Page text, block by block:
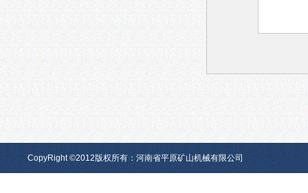
CopyRight ©2012版权所有：河南省平原矿山机械有限公司